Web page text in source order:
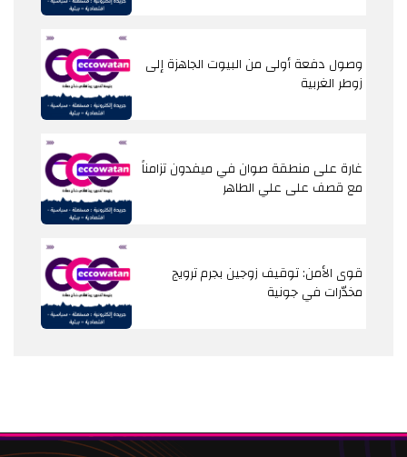
وصول دفعة أولى من البيوت الجاهزة إلى
زوطر الغربية
غارة على منطقة صوان في ميفدون تزامناً
مع قصف على علي الطاهر
قوى الأمن: توقيف زوجين بجرم ترويج
مخدّرات في جونية